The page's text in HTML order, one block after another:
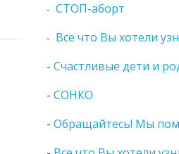
-СТОП-аборт
- Все что Вы хотели
-Счастливые дети и
-СОНКО
-Обращайтесь! Мы